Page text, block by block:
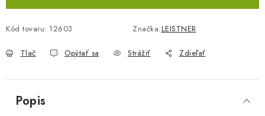
Kód tovaru: 12603 Značka:LEISTNER
Tlač Opýtať sa Strážiť Zdieľať
Popis